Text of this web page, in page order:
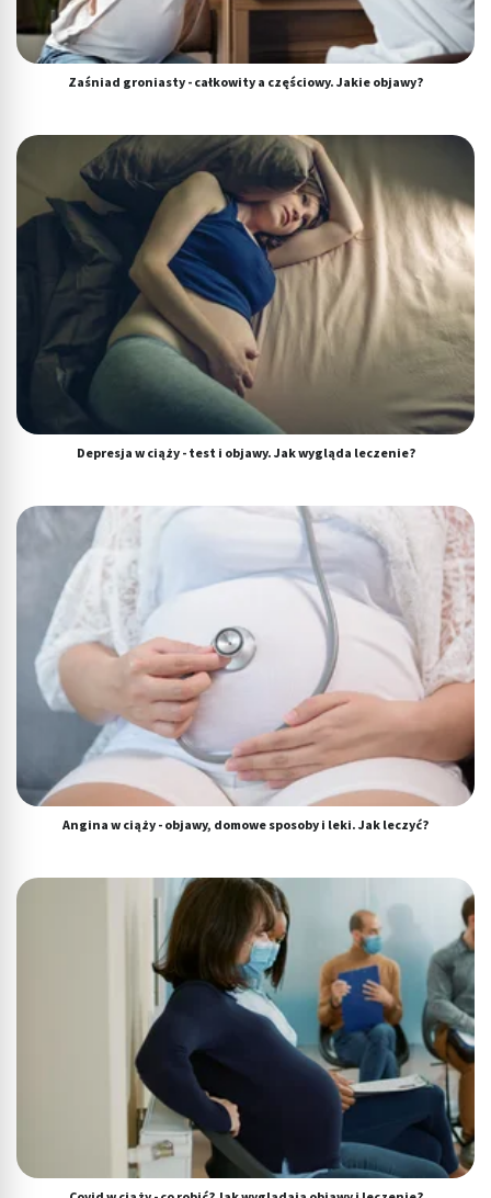
Zaśniad groniasty - całkowity a częściowy. Jakie objawy?
Depresja w ciąży - test i objawy. Jak wygląda leczenie?
Angina w ciąży - objawy, domowe sposoby i leki. Jak leczyć?